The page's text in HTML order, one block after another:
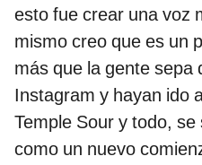
esto fue crear una voz
mismo creo que es un
más que la gente sepa
Instagram y hayan ido
Temple Sour y todo,
como un nuevo